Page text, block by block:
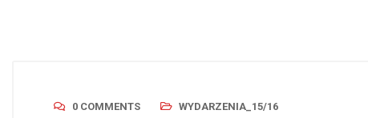
0 COMMENTS WYDARZENIA_15/16